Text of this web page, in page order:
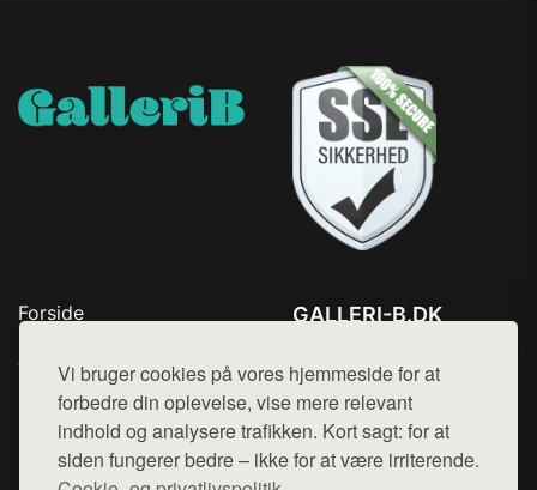
Vi bruger cookies på vores hjemmeside for at
forbedre din oplevelse, vise mere relevant
indhold og analysere trafikken. Kort sagt: for at
siden fungerer bedre – ikke for at være irriterende.
Forside
Top Rabatter
Blog
Kontakt
GALLERI-B.DK
Mail: hej@want.dk
Cookie- og privatlivspolitik